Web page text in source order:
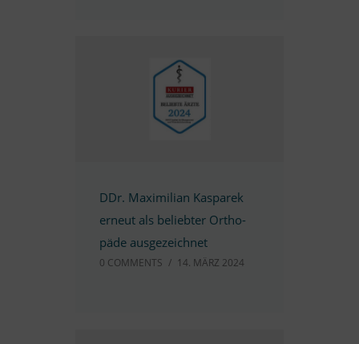
DDr. Ma­xi­mi­lian Kas­pa­rek
er­neut als be­lieb­ter Or­tho­
päde ausgezeichnet
0 COMM­ENTS / 14. MÄRZ 2024